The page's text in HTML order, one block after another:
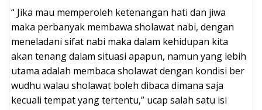
“ Jika mau memperoleh ketenangan hati dan jiwa
maka perbanyak membawa sholawat nabi, dengan
meneladani sifat nabi maka dalam kehidupan kita
akan tenang dalam situasi apapun, namun yang lebih
utama adalah membaca sholawat dengan kondisi ber
wudhu walau sholawat boleh dibaca dimana saja
kecuali tempat yang tertentu,” ucap salah satu isi